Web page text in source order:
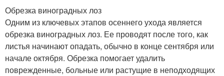
Обрезка виноградных лоз
Одним из ключевых этапов осеннего ухода является
обрезка виноградных лоз. Ее проводят после того, как
листья начинают опадать, обычно в конце сентября или
начале октября. Обрезка помогает удалить
поврежденные, больные или растущие в неподходящих